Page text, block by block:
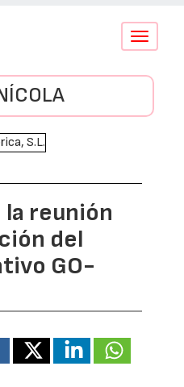
Conmutar
reunión
del
GO-